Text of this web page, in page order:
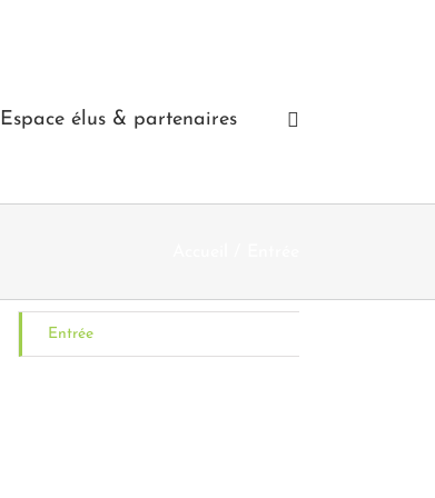
Espace élus & partenaires
Entrée